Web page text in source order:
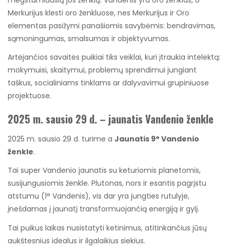
Merkurijus klesti oro ženkluose, nes Merkurijus ir Oro
elementas pasižymi panašiomis savybėmis: bendravimas,
sąmoningumas, smalsumas ir objektyvumas.
Artėjančios savaitės puikiai tiks veiklai, kuri įtraukia intelektą:
mokymuisi, skaitymui, problemų sprendimui jungiant
taškus, socialiniams tinklams ar dalyvavimui grupiniuose
projektuose.
2025 m. sausio 29 d. – jaunatis Vandenio ženkle
2025 m. sausio 29 d. turime a Jaunatis 9° Vandenio
ženkle.
Tai super Vandenio jaunatis su keturiomis planetomis,
susijungusiomis ženkle. Plutonas, nors ir esantis pagrįstu
atstumu (1° Vandenis), vis dar yra jungties rutulyje,
įnešdamas į jaunatį transformuojančią energiją ir gylį.
Tai puikus laikas nusistatyti ketinimus, atitinkančius jūsų
aukštesnius idealus ir ilgalaikius siekius.